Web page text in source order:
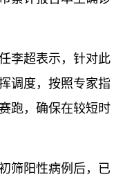
超表示，针对此
调度，按照专家指
跑，确保在较短时
阳性病例后，已